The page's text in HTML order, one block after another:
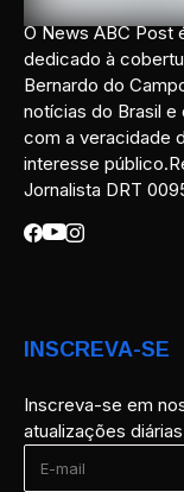
O News ABC Post
dedicado à
Bernardo do
notícias do Brasil
com a veracidade
interesse
Jornalista DRT
INSCREVA-SE
Inscreva-se em
atualizações